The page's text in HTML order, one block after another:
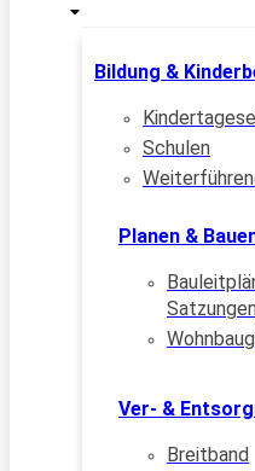
Bildung &
Schulen
Planen &
Ver- &
Breitband